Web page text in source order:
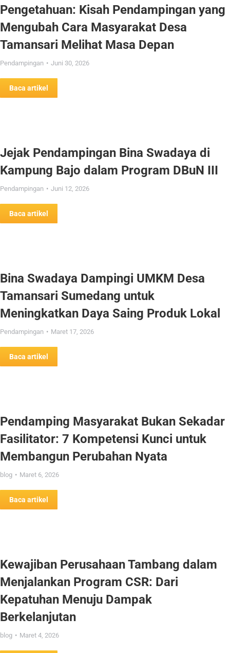
Pengetahuan: Kisah Pendampingan yang
Mengubah Cara Masyarakat Desa
Tamansari Melihat Masa Depan
Pendampingan Juni 30, 2026
Baca artikel
Jejak Pendampingan Bina Swadaya di
Kampung Bajo dalam Program DBuN III
Pendampingan Juni 12, 2026
Baca artikel
Bina Swadaya Dampingi UMKM Desa
Tamansari Sumedang untuk
Meningkatkan Daya Saing Produk Lokal
Pendampingan Maret 17, 2026
Baca artikel
Pendamping Masyarakat Bukan Sekadar
Fasilitator: 7 Kompetensi Kunci untuk
Membangun Perubahan Nyata
blog Maret 6, 2026
Baca artikel
Kewajiban Perusahaan Tambang dalam
Menjalankan Program CSR: Dari
Kepatuhan Menuju Dampak
Berkelanjutan
blog Maret 4, 2026